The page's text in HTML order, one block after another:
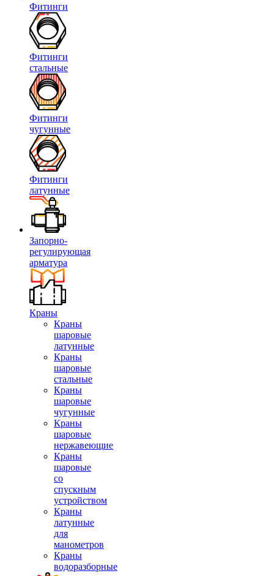
Фитинги
Фитинги
стальные
Фитинги
чугунные
Фитинги
латунные
Запорно-
регулирующая
арматура
Краны
Краны
шаровые
латунные
Краны
шаровые
стальные
Краны
шаровые
чугунные
Краны
шаровые
нержавеющие
Краны
шаровые
со
спускным
устройством
Краны
латунные
для
манометров
Краны
водоразборные